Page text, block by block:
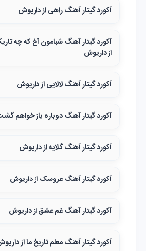
آکورد گیتار آهنگ راهی از داریوش
آکورد گیتار آهنگ شبامون آخ که چه
از داریوش
آکورد گیتار آهنگ لالایی از داریوش
آکورد گیتار آهنگ دوباره باز خواهم
آکورد گیتار آهنگ گلایه از داریوش
آکورد گیتار آهنگ عروسک از داریوش
آکورد گیتار آهنگ غم عشق از داریوش
آکورد گیتار آهنگ معلم تاریخ ما از